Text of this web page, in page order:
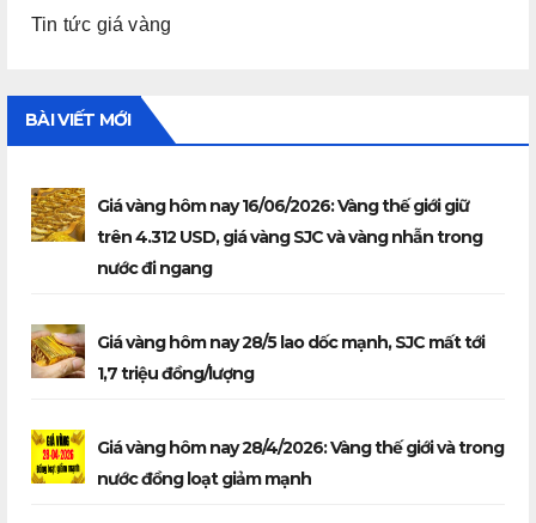
Tin tức giá vàng
BÀI VIẾT MỚI
Giá vàng hôm nay 16/06/2026: Vàng thế giới giữ
trên 4.312 USD, giá vàng SJC và vàng nhẫn trong
nước đi ngang
Giá vàng hôm nay 28/5 lao dốc mạnh, SJC mất tới
1,7 triệu đồng/lượng
Giá vàng hôm nay 28/4/2026: Vàng thế giới và trong
nước đồng loạt giảm mạnh